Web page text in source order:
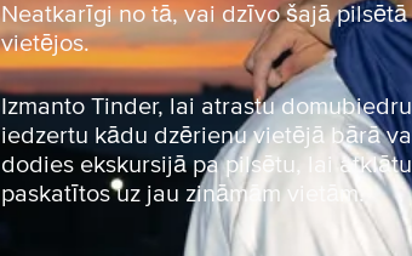
Neatkarīgi no tā, vai dzīvo šajā
vietējos.
Izmanto Tinder, lai atrastu
iedzertu kādu dzērienu vietējā bārā
dodies ekskursijā pa pilsētu, lai
paskatītos uz jau zināmām vietām.